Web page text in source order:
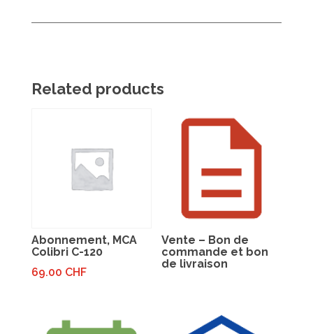
Related products
Abonnement, MCA
Colibri C-120
69.00 CHF
Vente – Bon de
commande et bon
de livraison